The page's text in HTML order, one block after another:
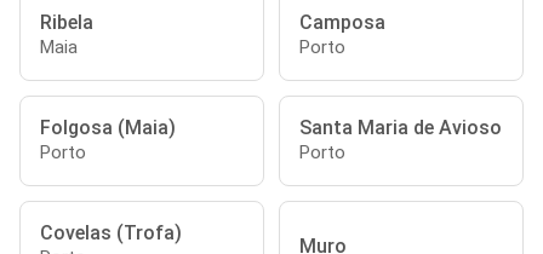
Ribela
Maia
Camposa
Porto
Folgosa (Maia)
Porto
Santa Maria de Avioso
Porto
Covelas (Trofa)
Muro